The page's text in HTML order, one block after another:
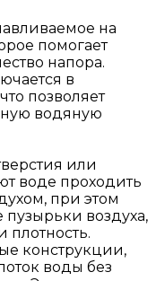
на
помогает
напора.
в
позволяет
водяную
или
воде проходить
при этом
воздуха,
плотность.
конструкции,
воды без